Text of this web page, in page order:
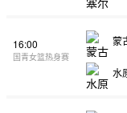
16:00
国青女篮热身赛
蒙
水